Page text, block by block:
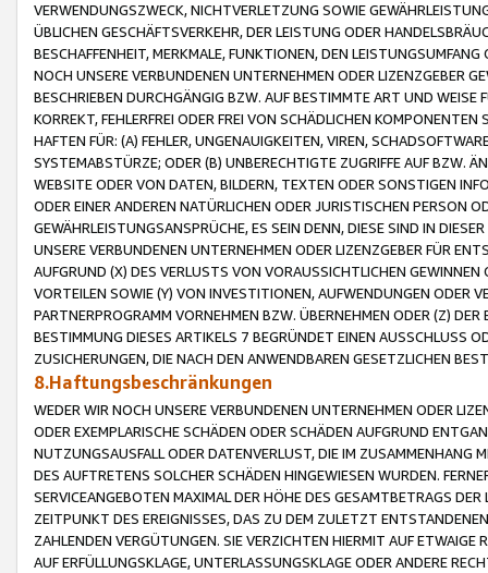
VERWENDUNGSZWECK, NICHTVERLETZUNG SOWIE
ÜBLICHEN GESCHÄFTSVERKEHR, DER LEISTUNG ODER
BESCHAFFENHEIT, MERKMALE, FUNKTIONEN, DEN
NOCH UNSERE VERBUNDENEN UNTERNEHMEN ODER LIZENZGEBER
BESCHRIEBEN DURCHGÄNGIG BZW. AUF BESTIMMTE ART UND
KORREKT, FEHLERFREI ODER FREI VON SCHÄDLICHEN
HAFTEN FÜR: (A) FEHLER, UNGENAUIGKEITEN, VIREN,
SYSTEMABSTÜRZE; ODER (B) UNBERECHTIGTE ZUGRIFFE AUF BZW.
WEBSITE ODER VON DATEN, BILDERN, TEXTEN ODER SONSTIGEN
ODER EINER ANDEREN NATÜRLICHEN ODER JURISTISCHEN PERSON
GEWÄHRLEISTUNGSANSPRÜCHE, ES SEIN DENN, DIESE SIND IN
UNSERE VERBUNDENEN UNTERNEHMEN ODER LIZENZGEBER FÜR
AUFGRUND (X) DES VERLUSTS VON VORAUSSICHTLICHEN
VORTEILEN SOWIE (Y) VON INVESTITIONEN, AUFWENDUNGEN ODER
PARTNERPROGRAMM VORNEHMEN BZW. ÜBERNEHMEN ODER (Z)
BESTIMMUNG DIESES ARTIKELS 7 BEGRÜNDET EINEN AUSSCHLUSS
ZUSICHERUNGEN, DIE NACH DEN ANWENDBAREN GESETZLICHEN
8.Haftungsbeschränkungen
WEDER WIR NOCH UNSERE VERBUNDENEN UNTERNEHMEN ODER
ODER EXEMPLARISCHE SCHÄDEN ODER SCHÄDEN AUFGRUND
NUTZUNGSAUSFALL ODER DATENVERLUST, DIE IM ZUSAMMENHANG
DES AUFTRETENS SOLCHER SCHÄDEN HINGEWIESEN WURDEN.
SERVICEANGEBOTEN MAXIMAL DER HÖHE DES GESAMTBETRAGS
ZEITPUNKT DES EREIGNISSES, DAS ZU DEM ZULETZT
ZAHLENDEN VERGÜTUNGEN. SIE VERZICHTEN HIERMIT AUF
AUF ERFÜLLUNGSKLAGE, UNTERLASSUNGSKLAGE ODER ANDERE